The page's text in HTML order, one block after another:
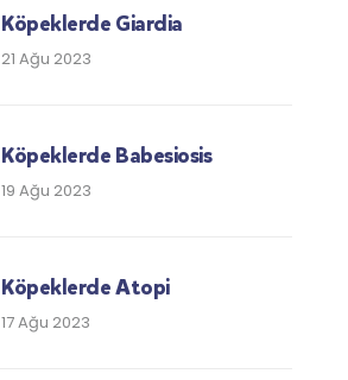
Köpeklerde Giardia
21 Ağu 2023
Köpeklerde Babesiosis
19 Ağu 2023
Köpeklerde Atopi
17 Ağu 2023